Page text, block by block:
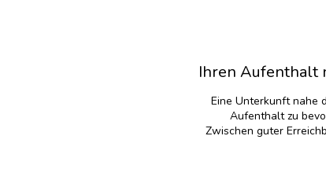
Ihren Aufenthalt
Eine Unterkunft nahe
Aufenthalt zu
Zwischen guter